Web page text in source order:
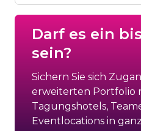
Darf es ein
sein?
Sichern Sie sich
erweiterten Portfolio
Tagungshotels,
Eventlocations in